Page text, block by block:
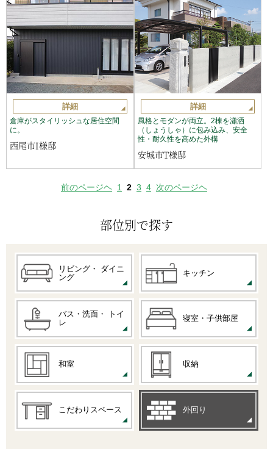
部位別で探す
リビング・
ダイニ
ング
キッチン
バス・洗面・
トイ
レ
寝室・子供部屋
和室 収納
こだわりスペース 外回り
詳細
倉庫がスタイリッシュな居住空間
に。
西尾市I様邸
詳細
風格とモダンが両立。2棟を瀟洒
（しょうしゃ）に包み込み、安全
性・耐久性を高めた外構
安城市T様邸
前のページヘ 1 2 3 4 次のページヘ